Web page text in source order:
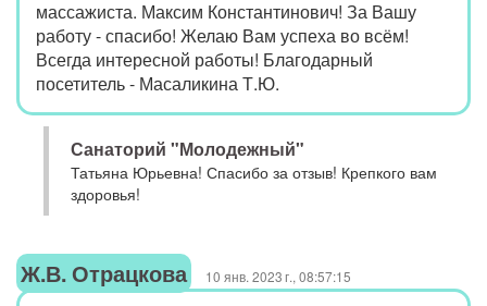
массажиста. Максим Константинович! За Вашу
работу - спасибо! Желаю Вам успеха во всём!
Всегда интересной работы! Благодарный
посетитель - Масаликина Т.Ю.
Санаторий "Молодежный"
Татьяна Юрьевна! Спасибо за отзыв! Крепкого вам
здоровья!
Ж.В. Отрацкова 10 янв. 2023 г., 08:57:15